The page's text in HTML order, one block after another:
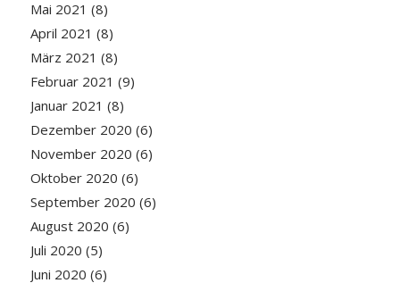
Mai 2021 (8)
April 2021 (8)
März 2021 (8)
Februar 2021 (9)
Januar 2021 (8)
Dezember 2020 (6)
November 2020 (6)
Oktober 2020 (6)
September 2020 (6)
August 2020 (6)
Juli 2020 (5)
Juni 2020 (6)